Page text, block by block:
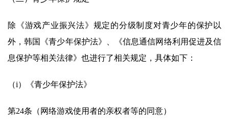
除《游戏产业振兴法》规定的分级制度对青少年的保护以
外，韩国《青少年保护法》、《信息通信网络利用促进及信
息保护等相关法律》也进行了相关规定，具体如下：
（i）《青少年保护法》
第24条（网络游戏使用者的亲权者等的同意）